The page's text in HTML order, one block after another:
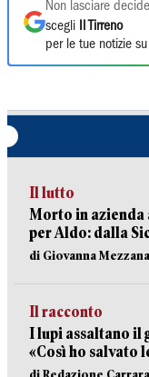
Non lasciare
scegli
Il Tirreno
per le tue notizie
Il lutto
Morto in azienda
per Aldo: dalla
di Giovanna Mezzana
Il racconto
I lupi assaltano il
«Così ho salvato